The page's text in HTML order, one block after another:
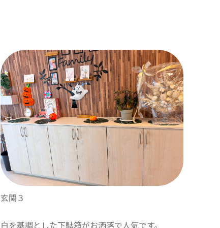
玄関３
白を基調とした下駄箱がお洒落で人気です。